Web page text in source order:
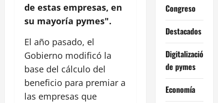
de estas empresas, en
su mayoría pymes".
El año pasado, el
Gobierno modificó la
base del cálculo del
beneficio para premiar a
las empresas que
Congreso
Destacados
Digitalización
de pymes
Economía